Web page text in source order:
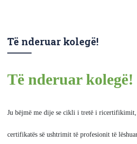
Të nderuar kolegë!
Të nderuar kolegë!
Ju bëjmë me dije se cikli i tretë i ricertifikimit,
certifikatës së ushtrimit të profesionit të